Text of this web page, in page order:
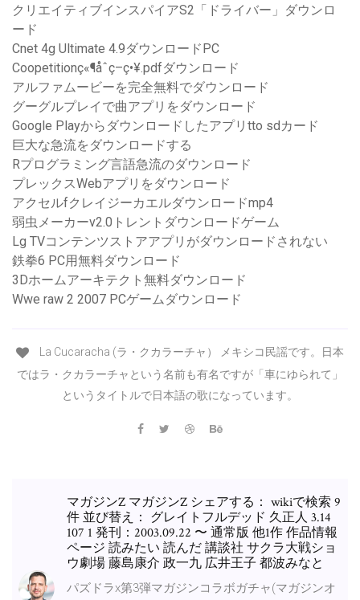
クリエイティブインスパイアS2「ドライバー」ダウンロ
ード
Cnet 4g Ultimate 4.9ダウンロードPC
Coopetitionç«¶åˆç­–ç•¥.pdfダウンロード
アルファムービーを完全無料でダウンロード
グーグルプレイで曲アプリをダウンロード
Google Playからダウンロードしたアプリtto sdカード
巨大な急流をダウンロードする
Rプログラミング言語急流のダウンロード
プレックスWebアプリをダウンロード
アクセルfクレイジーカエルダウンロードmp4
弱虫メーカーv2.0トレントダウンロードゲーム
Lg TVコンテンツストアアプリがダウンロードされない
鉄拳6 PC用無料ダウンロード
3Dホームアーキテクト無料ダウンロード
Wwe raw 2 2007 PCゲームダウンロード
La Cucaracha (ラ・クカラーチャ） メキシコ民謡です。日本
ではラ・クカラーチャという名前も有名ですが「車にゆられて」
というタイトルで日本語の歌になっています。
マガジンZ マガジンZ シェアする： wikiで検索 9
件 並び替え： グレイトフルデッド 久正人 3.14
107 1 発刊：2003.09.22 〜 通常版 他1作 作品情報
ページ 読みたい 読んだ 講談社 サクラ大戦ショ
ウ劇場 藤島康介 政一九 広井王子 都波みなと
パズドラx第3弾マガジンコラボガチャ(マガジンオ